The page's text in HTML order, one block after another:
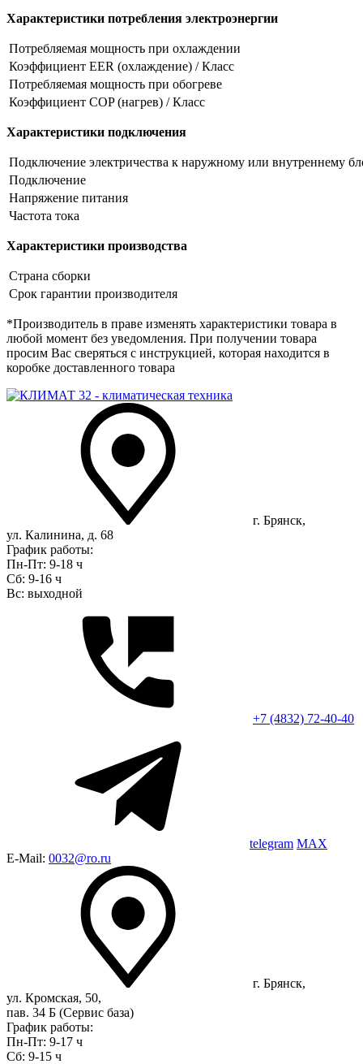
Характеристики потребления электроэнергии
Потребляемая мощность при охлаждении
Коэффициент EER (охлаждение) / Класс
Потребляемая мощность при обогреве
Коэффициент COP (нагрев) / Класс
Характеристики подключения
Подключение электричества к наружному или внутреннему
Подключение
Напряжение питания
Частота тока
Характеристики производства
Страна сборки
Срок гарантии производителя
*Производитель в праве изменять характеристики товара в
любой момент без уведомления. При получении товара
просим Вас сверяться с инструкцией, которая находится в
коробке доставленного товара
г. Брянск,
ул. Калинина, д. 68
График работы:
Пн-Пт: 9-18 ч
Сб: 9-16 ч
Вс: выходной
+7 (4832) 72-40-40
telegram MAX
E-Mail: 0032@ro.ru
г. Брянск,
ул. Кромская, 50,
пав. 34 Б (Сервис база)
График работы:
Пн-Пт: 9-17 ч
Сб: 9-15 ч